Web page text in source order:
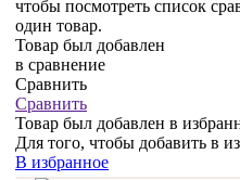
чтобы посмотреть список
один товар.
Товар был добавлен
в сравнение
Сравнить
Сравнить
Товар был добавлен в
Для того, чтобы добавить в
В избранное